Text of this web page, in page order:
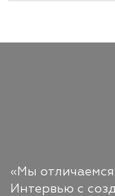
«Мы
Интервью с